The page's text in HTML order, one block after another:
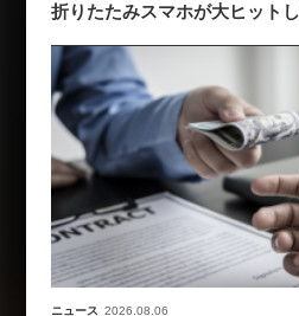
折りたたみスマホが大ヒット
ニュース 2026.08.06